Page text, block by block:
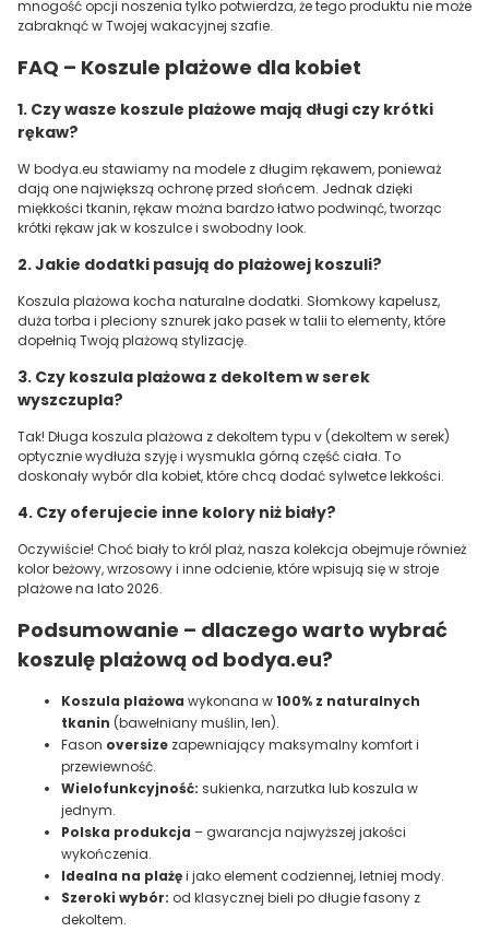
mnogość opcji noszenia tylko potwierdza, że tego produktu nie może
zabraknąć w Twojej wakacyjnej szafie.
FAQ – Koszule plażowe dla kobiet
1. Czy wasze koszule plażowe mają długi czy krótki
rękaw?
W bodya.eu stawiamy na modele z długim rękawem, ponieważ
dają one największą ochronę przed słońcem. Jednak dzięki
miękkości tkanin, rękaw można bardzo łatwo podwinąć, tworząc
krótki rękaw jak w koszulce i swobodny look.
2. Jakie dodatki pasują do plażowej koszuli?
Koszula plażowa kocha naturalne dodatki. Słomkowy kapelusz,
duża torba i pleciony sznurek jako pasek w talii to elementy, które
dopełnią Twoją plażową stylizację.
3. Czy koszula plażowa z dekoltem w serek
wyszczupla?
Tak! Długa koszula plażowa z dekoltem typu v (dekoltem w serek)
optycznie wydłuża szyję i wysmukla górną część ciała. To
doskonały wybór dla kobiet, które chcą dodać sylwetce lekkości.
4. Czy oferujecie inne kolory niż biały?
Oczywiście! Choć biały to król plaż, nasza kolekcja obejmuje również
kolor beżowy, wrzosowy i inne odcienie, które wpisują się w stroje
plażowe na lato 2026.
Podsumowanie – dlaczego warto wybrać
koszulę plażową od bodya.eu?
Koszula plażowa wykonana w100% z naturalnych
tkanin (bawełniany muślin, len).
Fason oversize zapewniający maksymalny komfort i
przewiewność.
Wielofunkcyjność: sukienka, narzutka lub koszula w
jednym.
Polska produkcja – gwarancja najwyższej jakości
wykończenia.
Idealna na plażęi jako element codziennej, letniej mody.
Szeroki wybór: od klasycznej bieli po długie fasony z
dekoltem.